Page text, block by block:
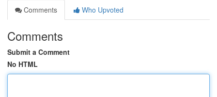
Comments
Who Upvoted
Comments
Submit a Comment
No HTML